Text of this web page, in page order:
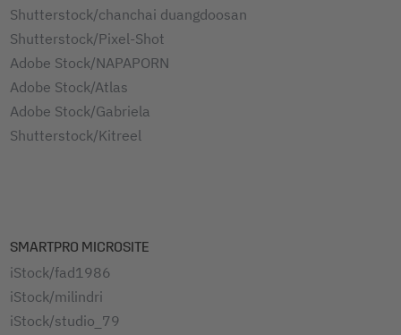
Shutterstock/chanchai duangdoosan
Shutterstock/Pixel-Shot
Adobe Stock/NAPAPORN
Adobe Stock/Atlas
Adobe Stock/Gabriela
Shutterstock/Kitreel
SMARTPRO MICROSITE
iStock/fad1986
iStock/milindri
iStock/studio_79